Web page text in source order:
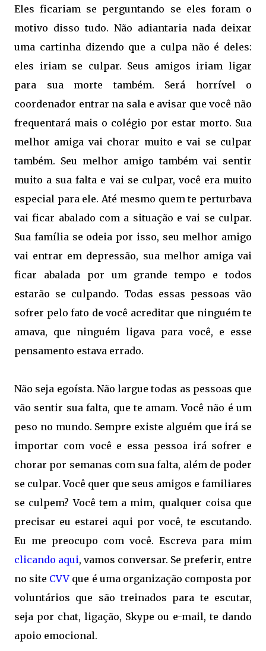
Eles ficariam se perguntando se eles foram o
motivo disso tudo. Não adiantaria nada deixar
uma cartinha dizendo que a culpa não é deles:
eles iriam se culpar. Seus amigos iriam ligar
para sua morte também. Será horrível o
coordenador entrar na sala e avisar que você não
frequentará mais o colégio por estar morto. Sua
melhor amiga vai chorar muito e vai se culpar
também. Seu melhor amigo também vai sentir
muito a sua falta e vai se culpar, você era muito
especial para ele. Até mesmo quem te perturbava
vai ficar abalado com a situação e vai se culpar.
Sua família se odeia por isso, seu melhor amigo
vai entrar em depressão, sua melhor amiga vai
ficar abalada por um grande tempo e todos
estarão se culpando. Todas essas pessoas vão
sofrer pelo fato de você acreditar que ninguém te
amava, que ninguém ligava para você, e esse
pensamento estava errado.
Não seja egoísta. Não largue todas as pessoas que
vão sentir sua falta, que te amam. Você não é um
peso no mundo. Sempre existe alguém que irá se
importar com você e essa pessoa irá sofrer e
chorar por semanas com sua falta, além de poder
se culpar. Você quer que seus amigos e familiares
se culpem? Você tem a mim, qualquer coisa que
precisar eu estarei aqui por você, te escutando.
Eu me preocupo com você. Escreva para mim
clicando aqui, vamos conversar. Se preferir, entre
no site CVV que é uma organização composta por
voluntários que são treinados para te escutar,
seja por chat, ligação, Skype ou e-mail, te dando
apoio emocional.